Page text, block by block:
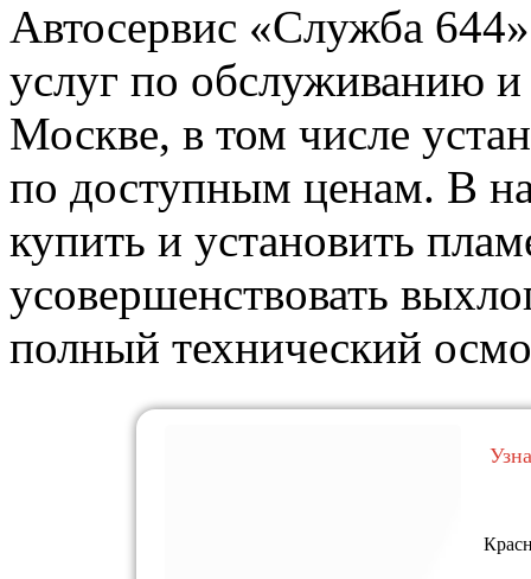
Автосервис «Служба
услуг по обслуживанию
Москве, в том числе
по доступным ценам. В
купить и установить
усовершенствовать
полный технический